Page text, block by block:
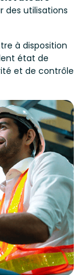
des utilisations
à disposition
état de
et de contrôle